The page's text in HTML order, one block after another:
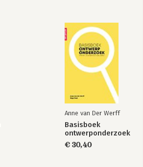
Anne van Der Werff
Basisboek
ontwerponderzoek
€ 30,40